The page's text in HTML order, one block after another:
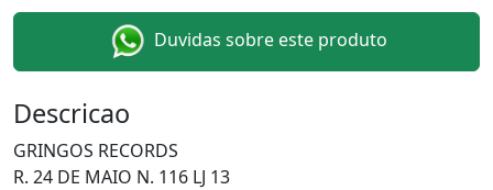
Duvidas sobre este produto
Descricao
GRINGOS RECORDS
R. 24 DE MAIO N. 116 LJ 13